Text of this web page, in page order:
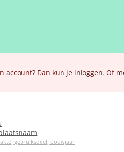
account? Dan kun je inloggen. Of
gebruiksdoel, bouwjaar